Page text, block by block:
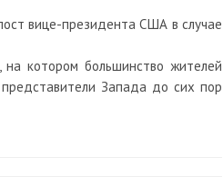
вице-президента США в случае
котором большинство жителей
Запада до сих пор